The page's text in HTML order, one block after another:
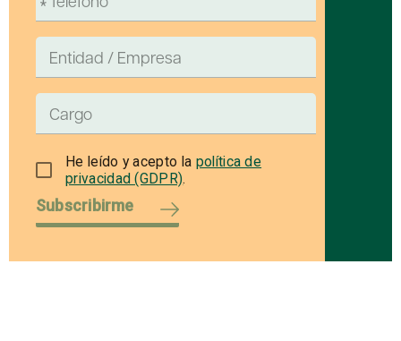
He leído y acepto la política de
privacidad (GDPR).
Subscribirme